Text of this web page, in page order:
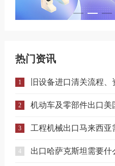
热门资讯
1 旧设备进口清关流程
2
3 工程机械出口马来西亚
4